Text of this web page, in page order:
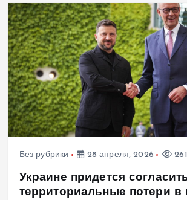
Без рубрики 28 апреля, 2026
Украине придется
территориальные потери в